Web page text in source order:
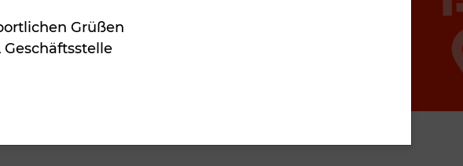
Grüßen
Geschäftsstelle